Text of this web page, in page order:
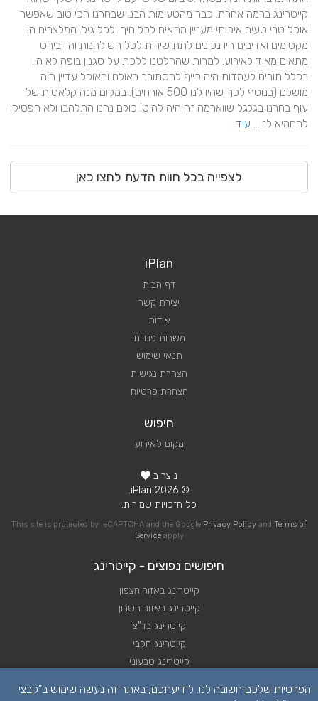
להחמיא לנו... עוד
לצפייה בכל חוות הדעת לחצו כאן
iPlan
דף הבית
יצירת קשר
אודות
משרות פנויות
תנאי שימוש
הצהרת נגישות
הצהרת פרטיות
חיפוש
מקום לאירוע
נוצר ב
© 2026 iPlan.
כל הזכויות שמורות.
This site is protected by reCAPTCHA and the Google Privacy Policy and Terms of
Serviceapply
חיפושים נפוצים - קייטרינג
קייטרינג באזור הצפון
קייטרינג באזור השרון
קייטרינג בד"צ
קייטרינג חלבי
קייטרינג טבעוני
קייטרינג לאירועים קטנים
הפרטיות שלכם חשובה לנו. לידיעתכם, באתר זה נעשה שימוש ב"קבצי